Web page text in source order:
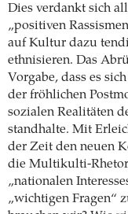
Dies verdankt sich
„positiven
auf Kultur dazu
ethnisieren. Das
Vorgabe, dass es
der fröhlichen
sozialen Realitäten
standhalte. Mit
der Zeit den neuen
die Multikulti-
„nationalen
„wichtigen Fragen“